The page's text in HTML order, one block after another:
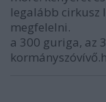
legalább cirkusz
megfelelni.
a 300 guriga, az